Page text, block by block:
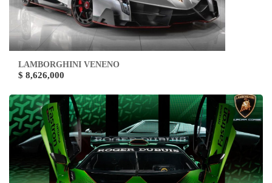
LAMBORGHINI VENENO
$ 8,626,000